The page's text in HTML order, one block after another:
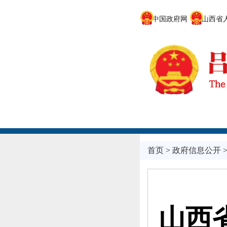
中国政府网 山西省人
首页> 政府信息公开
山西